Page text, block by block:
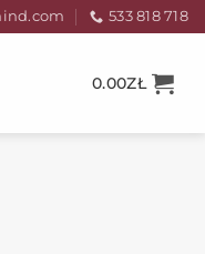
533 818 718
0.00ZŁ